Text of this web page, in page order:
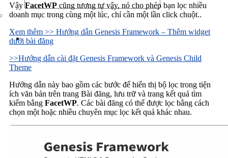
Vậy FacetWP cũng tương tự vậy, nó cho phép bạn lọc nhiều
doanh mục trong cùng một lúc, chỉ cần một lần click chuột..
Xem thêm >> Hướng dẫn Genesis Framework – Thêm widget
dưới bài đăng
>>Hướng dẫn cài đặt Genesis Framework và Genesis Child
Theme
Hướng dẫn này bao gồm các bước để hiển thị bộ lọc trong tiện
ích văn bản trên trang Bài đăng, lưu trữ và trang kết quả tìm
kiếm bằng FacetWP. Các bài đăng có thể được lọc bằng cách
chọn một hoặc nhiều chuyên mục lọc kết quả khác nhau.